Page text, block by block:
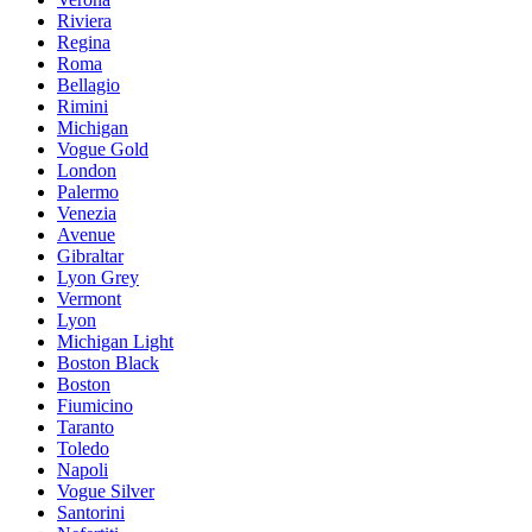
Riviera
Regina
Roma
Bellagio
Rimini
Michigan
Vogue Gold
London
Palermo
Venezia
Avenue
Gibraltar
Lyon Grey
Vermont
Lyon
Michigan Light
Boston Black
Boston
Fiumicino
Taranto
Toledo
Napoli
Vogue Silver
Santorini